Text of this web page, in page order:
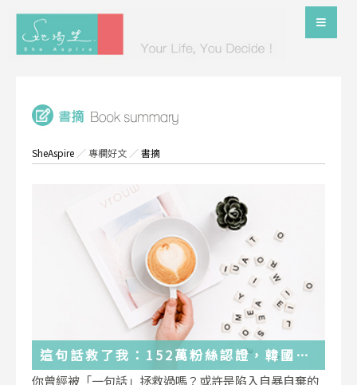
SheAspire ／專欄好文 ／書摘
這句話救了我：152萬粉絲認證，韓國最
受歡迎的YouTuber「國民姐姐」金美敬
你曾經被「一句話」拯救過嗎？或許是陷入自暴自棄的